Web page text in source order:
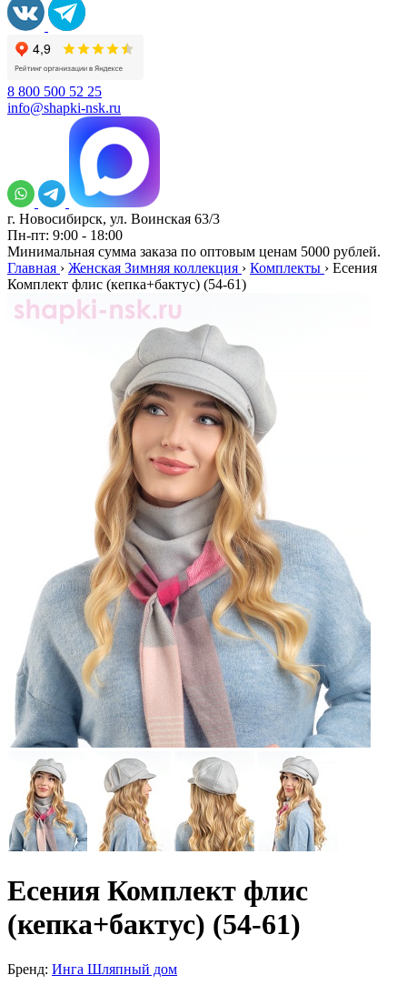
8 800 500 52 25
info@shapki-nsk.ru
г. Новосибирск, ул. Воинская 63/3
Пн-пт: 9:00 - 18:00
Минимальная сумма заказа по оптовым ценам 5000 рублей.
Главная › Женская Зимняя коллекция › Комплекты › Есения
Комплект флис (кепка+бактус) (54-61)
Есения Комплект флис
(кепка+бактус) (54-61)
Бренд: Инга Шляпный дом